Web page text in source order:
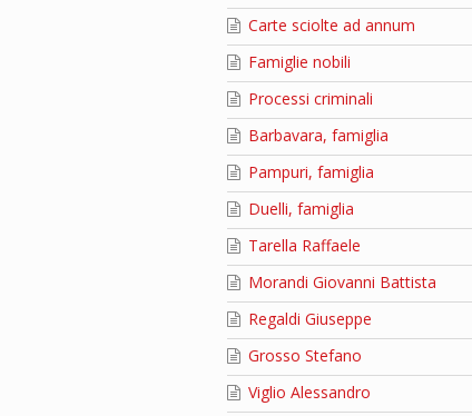
Carte sciolte ad annum
Famiglie nobili
Processi criminali
Barbavara, famiglia
Pampuri, famiglia
Duelli, famiglia
Tarella Raffaele
Morandi Giovanni Battista
Regaldi Giuseppe
Grosso Stefano
Viglio Alessandro